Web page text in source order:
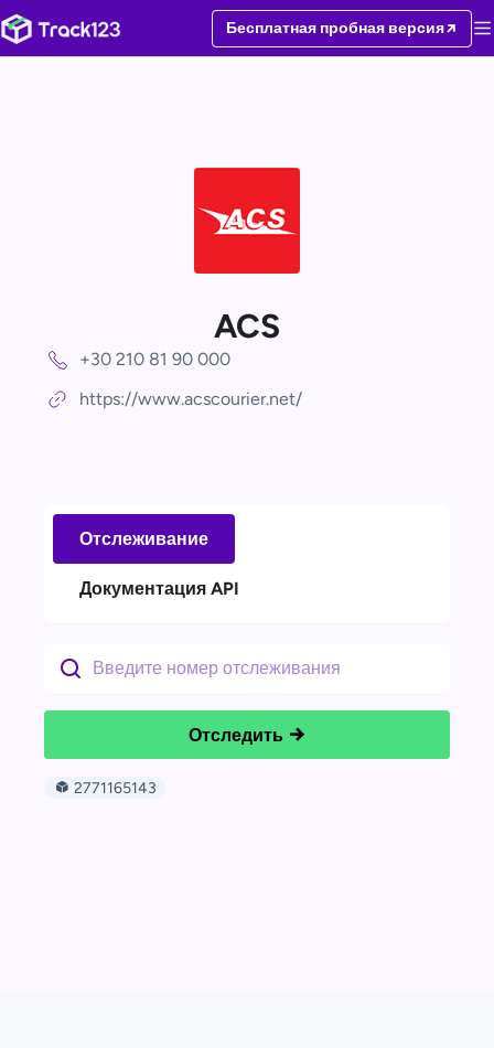
Бесплатная пробная версия
ACS
+30 210 81 90 000
https://www.acscourier.net/
Отслеживание
Документация API
Отследить
2771165143